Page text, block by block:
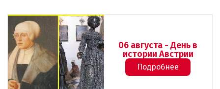
06 августа - День в
истории Австрии
Подробнее